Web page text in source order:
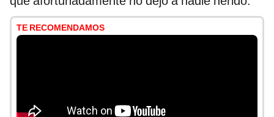
TE RECOMENDAMOS